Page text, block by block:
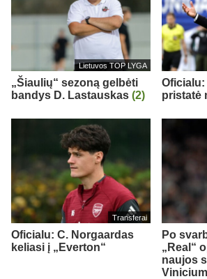
Lietuvos TOP LYGA
„Šiaulių“ sezoną gelbėti
bandys D. Lastauskas (2)
Oficialu:
pristatė
Transferai
Oficialu: C. Norgaardas
keliasi į „Everton“
Po
„Real“
naujos